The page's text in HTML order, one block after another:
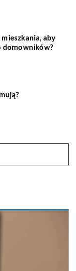
aby
domowników?